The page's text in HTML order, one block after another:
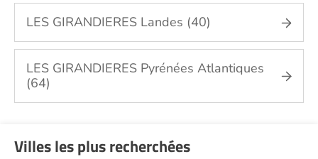
LES GIRANDIERES Landes (40)
LES GIRANDIERES Pyrénées Atlantiques
(64)
Villes les plus recherchées